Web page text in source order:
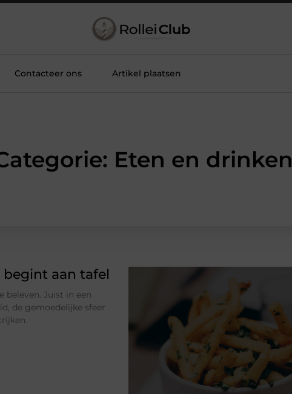
Contacteer ons Artikel plaatsen
Eten en drinken
aan tafel
beleven. Juist in een
de gemoedelijke sfeer